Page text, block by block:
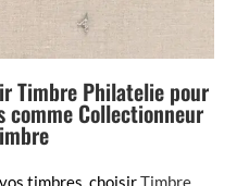
Timbre Philatelie pour
comme Collectionneur
vos timbres, choisirTimbre